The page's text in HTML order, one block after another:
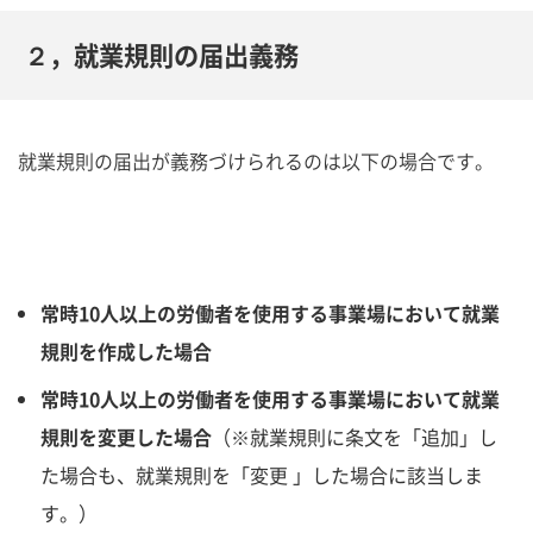
２，就業規則の届出義務
就業規則の届出が義務づけられるのは以下の場合です。
常時10人以上の労働者を使用する事業場において就業
規則を作成した場合
常時10人以上の労働者を使用する事業場において就業
規則を変更した場合 （※就業規則に条文を「追加」し
た場合も、就業規則を「変更 」した場合に該当しま
す。）